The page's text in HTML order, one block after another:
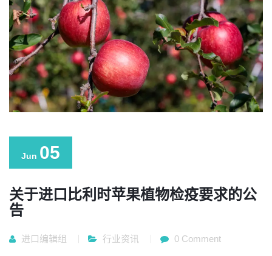
Jun 05
关于进口比利时苹果植物检疫要求的公
告
进口编辑组 行业资讯 0 Comment